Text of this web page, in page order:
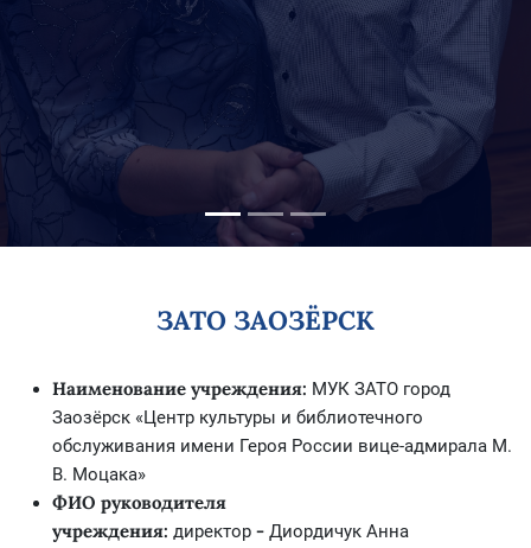
ЗАТО ЗАОЗЁРСК
Наименование учреждения: МУК ЗАТО город
Заозёрск «Центр культуры и библиотечного
обслуживания имени Героя России вице-адмирала М.
В. Моцака»
ФИО руководителя
учреждения: директор - Диордичук Анна